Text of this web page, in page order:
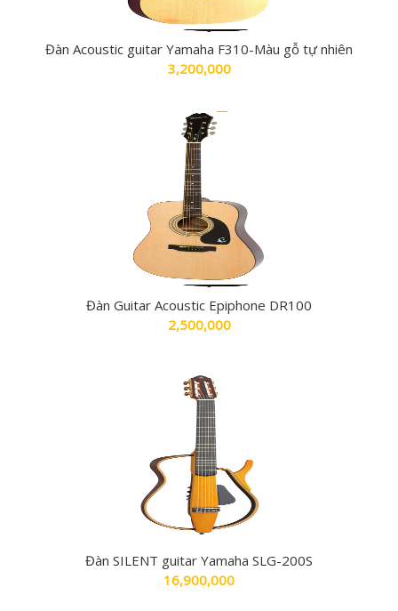
Đàn Acoustic guitar Yamaha F310-Màu gỗ tự nhiên
3,200,000
Đàn Guitar Acoustic Epiphone DR100
2,500,000
Đàn SILENT guitar Yamaha SLG-200S
16,900,000